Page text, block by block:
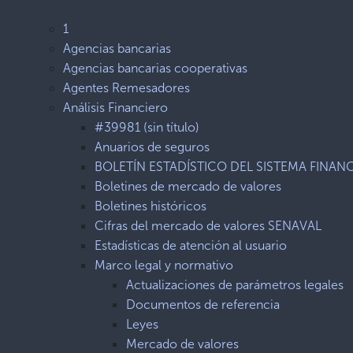
1
Agencias bancarias
Agencias bancarias cooperativas
Agentes Remesadores
Análisis Financiero
#39981 (sin título)
Anuarios de seguros
BOLETÍN ESTADÍSTICO DEL SISTEMA
Boletines de mercado de valores
Boletines históricos
Cifras del mercado de valores SENAVAL
Estadísticas de atención al usuario
Marco legal y normativo
Actualizaciones de parámetros legales
Documentos de referencia
Leyes
Mercado de valores